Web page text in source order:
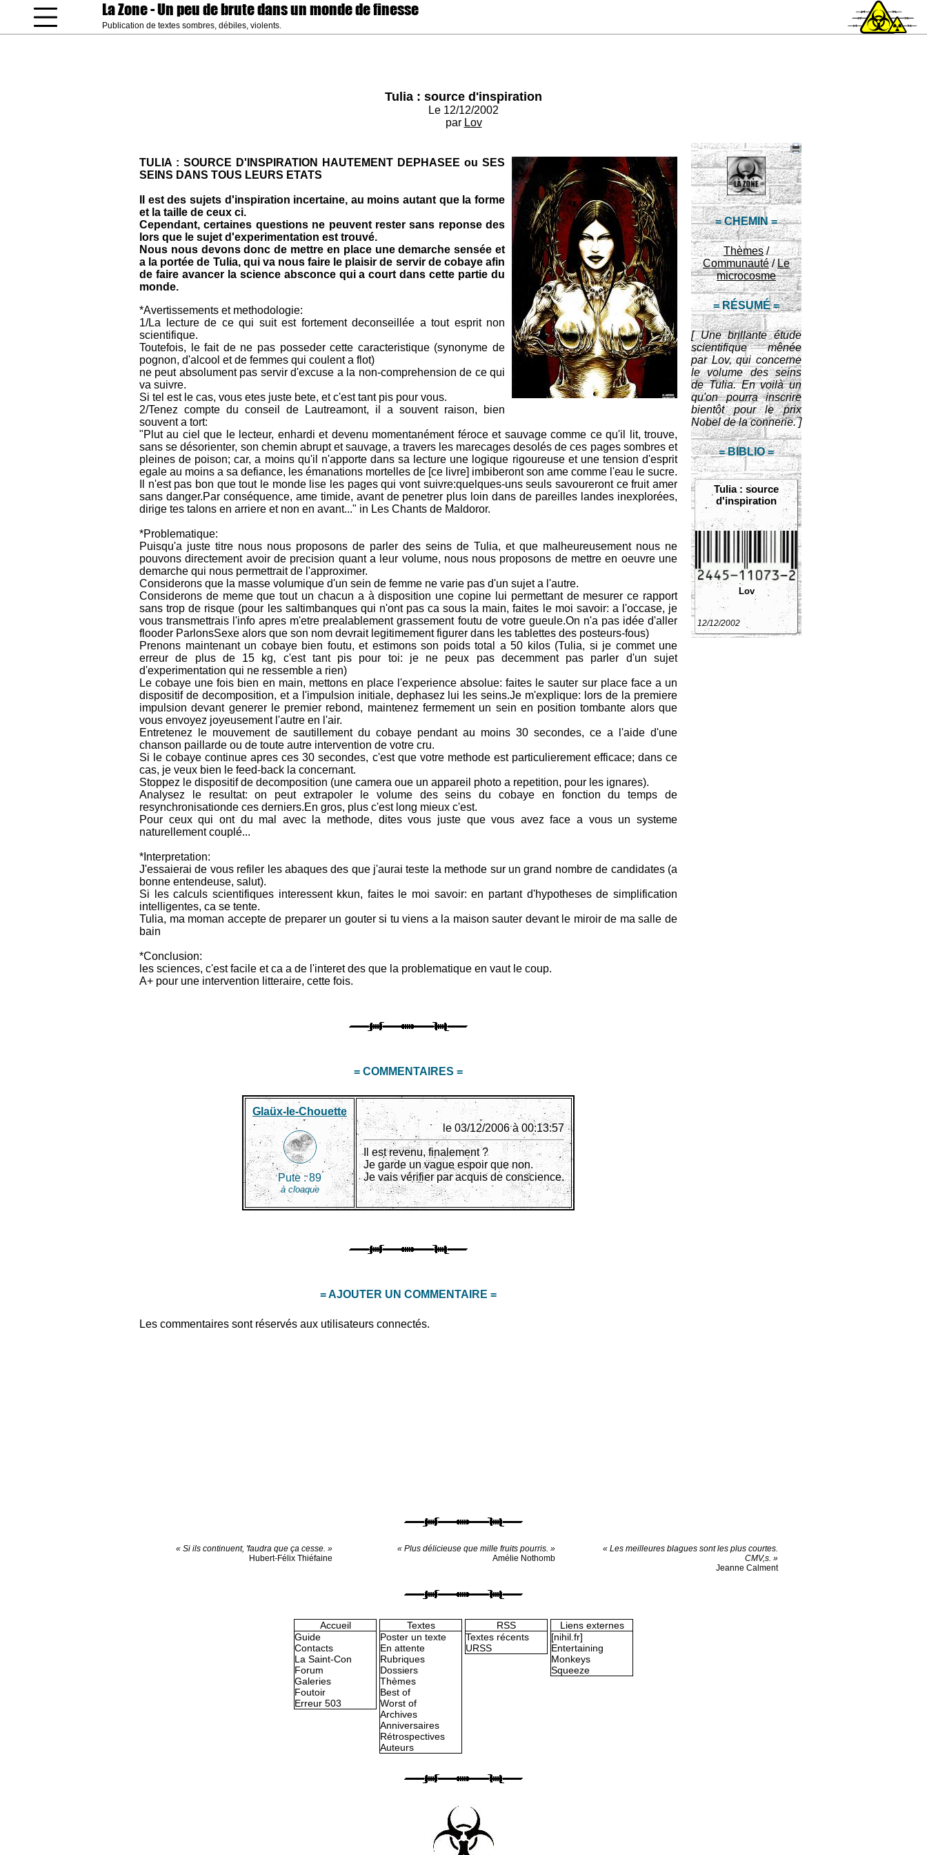
La Zone- Un peu de brute dans un monde de finesse
Publication de textes sombres, débiles, violents.
Tulia : source d'inspiration
Le 12/12/2002
par Lov
= CHEMIN =
Thèmes/
Communauté/Le
microcosme
= RÉSUMÉ =
[ Une brillante étude
scientifique mênée
par Lov, qui concerne
le volume des seins
de Tulia. En voilà un
qu'on pourra inscrire
bientôt pour le prix
Nobel de la connerie. ]
= BIBLIO =
Tulia : source
d'inspiration
Lov
12/12/2002
TULIA : SOURCE D'INSPIRATION HAUTEMENT DEPHASEE ou SES
SEINS DANS TOUS LEURS ETATS
Il est des sujets d'inspiration incertaine, au moins autant que la forme
et la taille de ceux ci.
Cependant, certaines questions ne peuvent rester sans reponse des
lors que le sujet d'experimentation est trouvé.
Nous nous devons donc de mettre en place une demarche sensée et
a la portée de Tulia, qui va nous faire le plaisir de servir de cobaye afin
de faire avancer la science absconce qui a court dans cette partie du
monde.
*Avertissements et methodologie:
1/La lecture de ce qui suit est fortement deconseillée a tout esprit non
scientifique.
Toutefois, le fait de ne pas posseder cette caracteristique (synonyme de
pognon, d'alcool et de femmes qui coulent a flot)
ne peut absolument pas servir d'excuse a la non-comprehension de ce qui
va suivre.
Si tel est le cas, vous etes juste bete, et c'est tant pis pour vous.
2/Tenez compte du conseil de Lautreamont, il a souvent raison, bien
souvent a tort:
"Plut au ciel que le lecteur, enhardi et devenu momentanément féroce et sauvage comme ce qu'il lit, trouve,
sans se désorienter, son chemin abrupt et sauvage, a travers les marecages desolés de ces pages sombres et
pleines de poison; car, a moins qu'il n'apporte dans sa lecture une logique rigoureuse et une tension d'esprit
egale au moins a sa defiance, les émanations mortelles de [ce livre] imbiberont son ame comme l'eau le sucre.
Il n'est pas bon que tout le monde lise les pages qui vont suivre:quelques-uns seuls savoureront ce fruit amer
sans danger.Par conséquence, ame timide, avant de penetrer plus loin dans de pareilles landes inexplorées,
dirige tes talons en arriere et non en avant..." in Les Chants de Maldoror.
*Problematique:
Puisqu'a juste titre nous nous proposons de parler des seins de Tulia, et que malheureusement nous ne
pouvons directement avoir de precision quant a leur volume, nous nous proposons de mettre en oeuvre une
demarche qui nous permettrait de l'approximer.
Considerons que la masse volumique d'un sein de femme ne varie pas d'un sujet a l'autre.
Considerons de meme que tout un chacun a à disposition une copine lui permettant de mesurer ce rapport
sans trop de risque (pour les saltimbanques qui n'ont pas ca sous la main, faites le moi savoir: a l'occase, je
vous transmettrais l'info apres m'etre prealablement grassement foutu de votre gueule.On n'a pas idée d'aller
flooder ParlonsSexe alors que son nom devrait legitimement figurer dans les tablettes des posteurs-fous)
Prenons maintenant un cobaye bien foutu, et estimons son poids total a 50 kilos (Tulia, si je commet une
erreur de plus de 15 kg, c'est tant pis pour toi: je ne peux pas decemment pas parler d'un sujet
d'experimentation qui ne ressemble a rien)
Le cobaye une fois bien en main, mettons en place l'experience absolue: faites le sauter sur place face a un
dispositif de decomposition, et a l'impulsion initiale, dephasez lui les seins.Je m'explique: lors de la premiere
impulsion devant generer le premier rebond, maintenez fermement un sein en position tombante alors que
vous envoyez joyeusement l'autre en l'air.
Entretenez le mouvement de sautillement du cobaye pendant au moins 30 secondes, ce a l'aide d'une
chanson paillarde ou de toute autre intervention de votre cru.
Si le cobaye continue apres ces 30 secondes, c'est que votre methode est particulierement efficace; dans ce
cas, je veux bien le feed-back la concernant.
Stoppez le dispositif de decomposition (une camera oue un appareil photo a repetition, pour les ignares).
Analysez le resultat: on peut extrapoler le volume des seins du cobaye en fonction du temps de
resynchronisationde ces derniers.En gros, plus c'est long mieux c'est.
Pour ceux qui ont du mal avec la methode, dites vous juste que vous avez face a vous un systeme
naturellement couplé...
*Interpretation:
J'essaierai de vous refiler les abaques des que j'aurai teste la methode sur un grand nombre de candidates (a
bonne entendeuse, salut).
Si les calculs scientifiques interessent kkun, faites le moi savoir: en partant d'hypotheses de simplification
intelligentes, ca se tente.
Tulia, ma moman accepte de preparer un gouter si tu viens a la maison sauter devant le miroir de ma salle de
bain
*Conclusion:
les sciences, c'est facile et ca a de l'interet des que la problematique en vaut le coup.
A+ pour une intervention litteraire, cette fois.
= COMMENTAIRES =
Glaüx-le-Chouette
Pute :89
à cloaque
le 03/12/2006 à 00:13:57
Il est revenu, finalement ?
Je garde un vague espoir que non.
Je vais vérifier par acquis de conscience.
= AJOUTER UN COMMENTAIRE =
Les commentaires sont réservés aux utilisateurs connectés.
« Si ils continuent, 'faudra que ça cesse. »
Hubert-Félix Thiéfaine
« Plus délicieuse que mille fruits pourris. »
Amélie Nothomb
« Les meilleures blagues sont les plus courtes.
CMV,s. »
Jeanne Calment
Accueil
Guide
Contacts
La Saint-Con
Forum
Galeries
Foutoir
Erreur 503
Textes
Poster un texte
En attente
Rubriques
Dossiers
Thèmes
Best of
Worst of
Archives
Anniversaires
Rétrospectives
Auteurs
RSS
Textes récents
URSS
Liens externes
[nihil.fr]
Entertaining
Monkeys
Squeeze